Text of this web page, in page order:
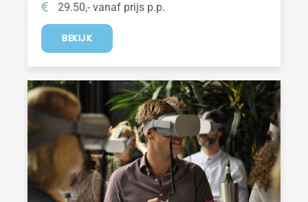
29.50,- vanaf prijs p.p.
BEKIJK